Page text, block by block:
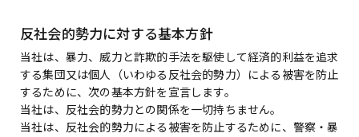
反社会的勢力に対する基本方針
当社は、暴力、威力と詐欺的手法を駆使して経済的利益を追求
する集団又は個人（いわゆる反社会的勢力）による被害を防止
するために、次の基本方針を宣言します。
当社は、反社会的勢力との関係を一切持ちません。
当社は、反社会的勢力による被害を防止するために、警察・暴